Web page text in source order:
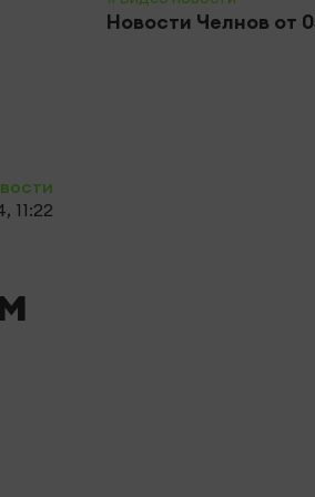
Новости Челнов от
11:22